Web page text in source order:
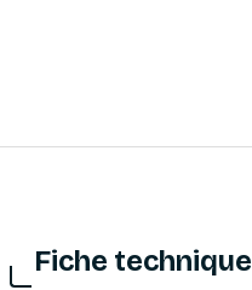
Fiche technique